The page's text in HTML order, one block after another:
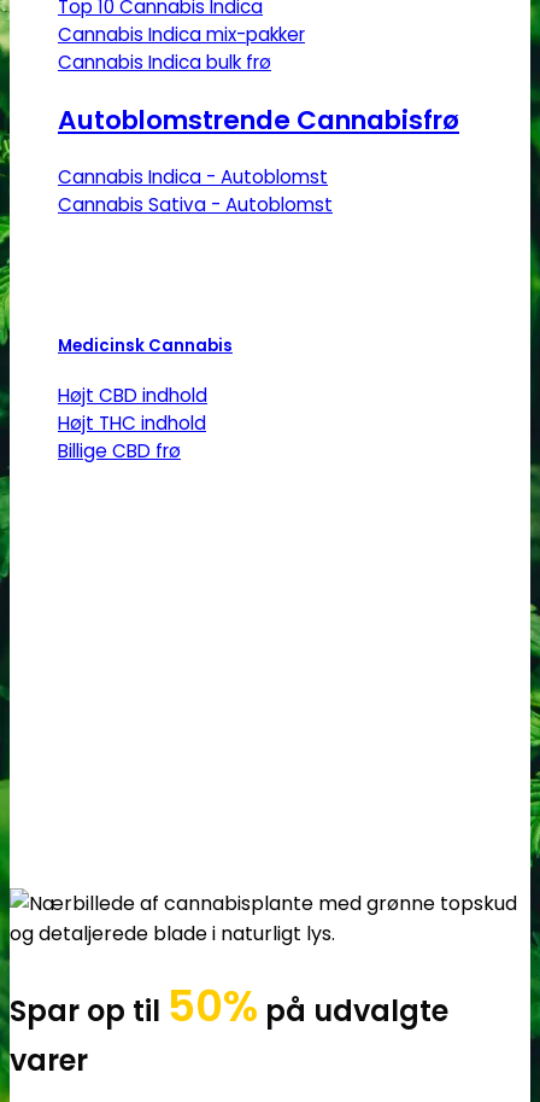
Top 10 Cannabis Indica
Cannabis Indica mix-pakker
Cannabis Indica bulk frø
Autoblomstrende Cannabisfrø
Cannabis Indica - Autoblomst
Cannabis Sativa - Autoblomst
Medicinsk Cannabis
Højt CBD indhold
Højt THC indhold
Billige CBD frø
Spar op til 50% på udvalgte
varer